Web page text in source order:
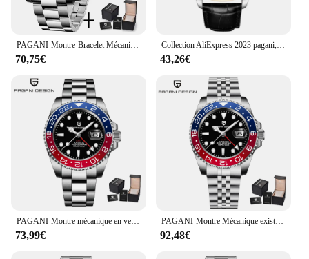
70,75€ 43,26€
73,99€
PAGANI-Montre Mécanique existent pour Homme, 40mm, NH34 AR, Saphir, Étanche à 2024 m, dehors, Nouveau Gstuff, Uco 100
92,48€